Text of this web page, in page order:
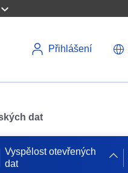
Přihlášení
dat
Vyspělost otevřených
dat